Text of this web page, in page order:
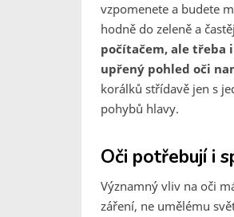
vzpomenete a budete
hodně do zeleně a
počítačem, ale třeba
upřený pohled oči
korálků střídavě jen s
pohybů hlavy.
Oči potřebují i
Významný vliv na oči
záření, ne umělému